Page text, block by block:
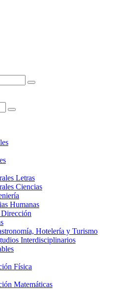
Letras
Ciencias
Humanas
Hotelería y Turismo
Interdisciplinarios
Física
Matemáticas